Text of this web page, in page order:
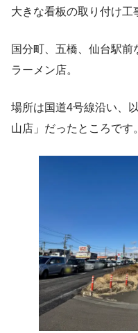
大きな看板の取り付け工
国分町、五橋、仙台駅
ラーメン店。
場所は国道4号線沿い、
山店」だったところです。